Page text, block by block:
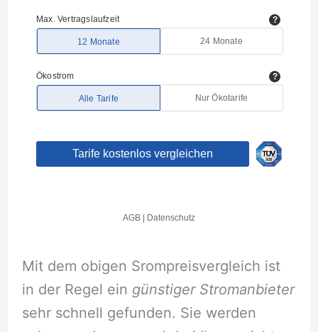
Mit dem obigen Srompreisvergleich ist
in der Regel ein günstiger Stromanbieter
sehr schnell gefunden. Sie werden